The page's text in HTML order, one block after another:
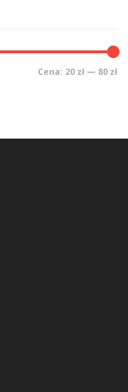
Cena: 20 zł — 80 zł